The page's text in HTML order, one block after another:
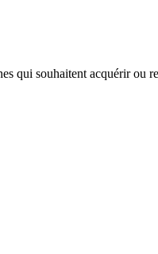
qui souhaitent acquérir ou